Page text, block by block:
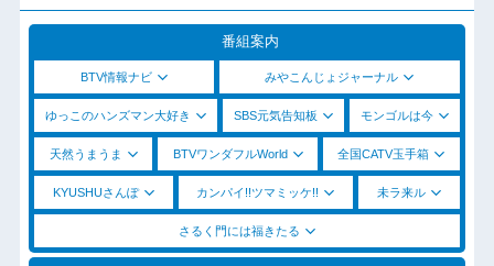
番組案内
BTV情報ナビ みやこんじょジャーナル
ゆっこのハンズマン大好き SBS元気告知板 モンゴルは今
天然うまうま BTVワンダフルWorld 全国CATV玉手箱
KYUSHUさんぽ カンパイ!!ツマミッケ!! 未ラ来ル
さるく門には福きたる